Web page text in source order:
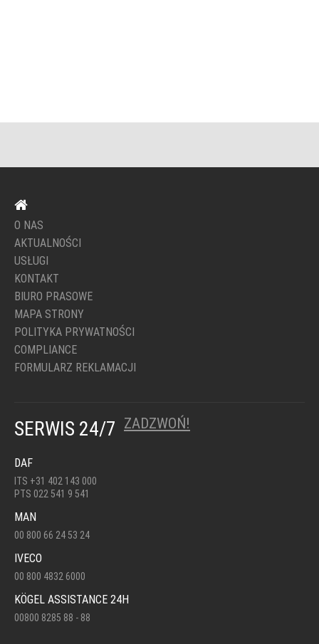
O NAS
AKTUALNOŚCI
USŁUGI
KONTAKT
BIURO PRASOWE
MAPA STRONY
POLITYKA PRYWATNOŚCI
COMPLIANCE
FORMULARZ REKLAMACJI
SERWIS 24/7 ZADZWOŃ!
DAF
ITS +31 402 143 000
PTS 022 541 9 541
MAN
00 800 66 24 53 24
IVECO
00 800 4832 6000
KÖGEL ASSISTANCE 24H
00800 8285 88 - 88